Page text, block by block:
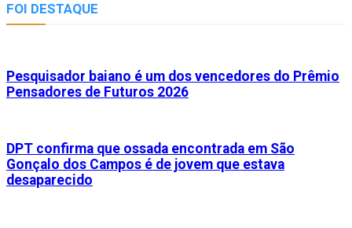
FOI DESTAQUE
Pesquisador baiano é um dos vencedores do Prêmio
Pensadores de Futuros 2026
DPT confirma que ossada encontrada em São
Gonçalo dos Campos é de jovem que estava
desaparecido